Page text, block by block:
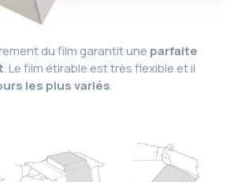
du film garantit une parfaite
. Le film étirable est très flexible et il
les plus variés.